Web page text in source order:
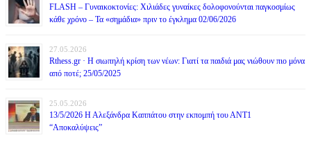
FLASH – Γυναικοκτονίες: Χιλιάδες γυναίκες δολοφονούνται παγκοσμίως
κάθε χρόνο – Τα «σημάδια» πριν το έγκλημα 02/06/2026
27.05.2026
Rthess.gr · Η σιωπηλή κρίση των νέων: Γιατί τα παιδιά μας νιώθουν πιο μόνα
από ποτέ; 25/05/2025
25.05.2026
13/5/2026 Η Αλεξάνδρα Καππάτου στην εκπομπή του ΑΝΤ1
“Αποκαλύψεις”